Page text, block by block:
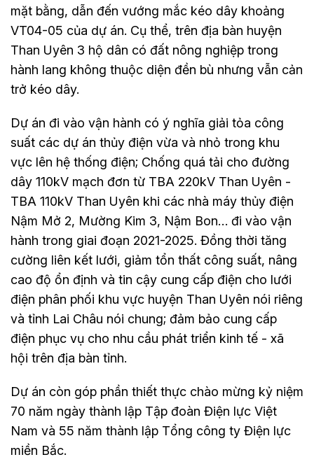
mặt bằng, dẫn đến vướng mắc kéo dây khoảng
VT04-05 của dự án. Cụ thể, trên địa bàn huyện
Than Uyên 3 hộ dân có đất nông nghiệp trong
hành lang không thuộc diện đền bù nhưng vẫn cản
trở kéo dây.
Dự án đi vào vận hành có ý nghĩa giải tỏa công
suất các dự án thủy điện vừa và nhỏ trong khu
vực lên hệ thống điện; Chống quá tải cho đường
dây 110kV mạch đơn từ TBA 220kV Than Uyên -
TBA 110kV Than Uyên khi các nhà máy thủy điện
Nậm Mở 2, Mường Kim 3, Nậm Bon… đi vào vận
hành trong giai đoạn 2021-2025. Đồng thời tăng
cường liên kết lưới, giảm tổn thất công suất, nâng
cao độ ổn định và tin cậy cung cấp điện cho lưới
điện phân phối khu vực huyện Than Uyên nói riêng
và tỉnh Lai Châu nói chung; đảm bảo cung cấp
điện phục vụ cho nhu cầu phát triển kinh tế - xã
hội trên địa bàn tỉnh.
Dự án còn góp phần thiết thực chào mừng kỷ niệm
70 năm ngày thành lập Tập đoàn Điện lực Việt
Nam và 55 năm thành lập Tổng công ty Điện lực
miền Bắc.